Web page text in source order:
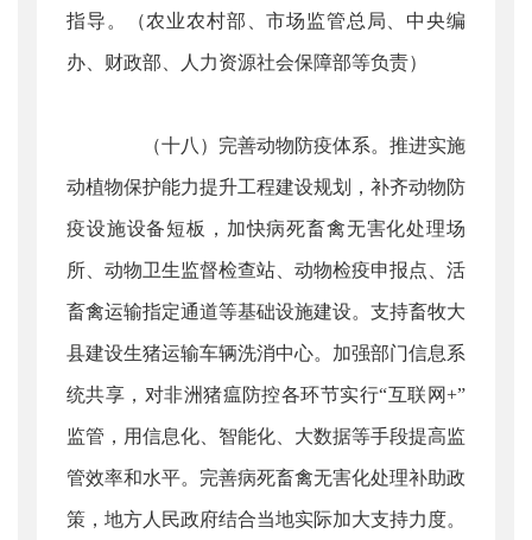
指导。（农业农村部、市场监管总局、中央编
办、财政部、人力资源社会保障部等负责）
（十八）完善动物防疫体系。推进实施
动植物保护能力提升工程建设规划，补齐动物防
疫设施设备短板，加快病死畜禽无害化处理场
所、动物卫生监督检查站、动物检疫申报点、活
畜禽运输指定通道等基础设施建设。支持畜牧大
县建设生猪运输车辆洗消中心。加强部门信息系
统共享，对非洲猪瘟防控各环节实行“互联网+”
监管，用信息化、智能化、大数据等手段提高监
管效率和水平。完善病死畜禽无害化处理补助政
策，地方人民政府结合当地实际加大支持力度。